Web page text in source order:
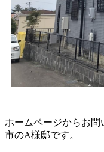
ホームページからお問
市のA様邸です。